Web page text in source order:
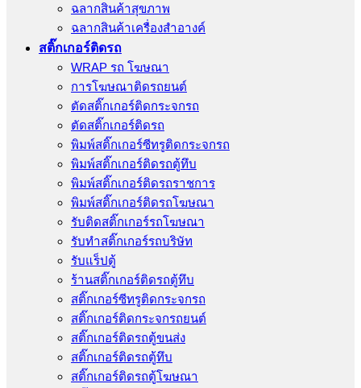
ฉลากสินค้าสุขภาพ
ฉลากสินค้าเครื่องสำอางค์
สติ๊กเกอร์ติดรถ
WRAP รถ โฆษณา
การโฆษณาติดรถยนต์
ตัดสติ๊กเกอร์ติดกระจกรถ
ตัดสติ๊กเกอร์ติดรถ
พิมพ์สติ๊กเกอร์ซีทรูติดกระจกรถ
พิมพ์สติ๊กเกอร์ติดรถตู้ทึบ
พิมพ์สติ๊กเกอร์ติดรถราชการ
พิมพ์สติ๊กเกอร์ติดรถโฆษณา
รับติดสติ๊กเกอร์รถโฆษณา
รับทำสติ๊กเกอร์รถบริษัท
รับแร็ปตู้
ร้านสติ๊กเกอร์ติดรถตู้ทึบ
สติ๊กเกอร์ซีทรูติดกระจกรถ
สติ๊กเกอร์ติดกระจกรถยนต์
สติ๊กเกอร์ติดรถตู้ขนส่ง
สติ๊กเกอร์ติดรถตู้ทึบ
สติ๊กเกอร์ติดรถตู้โฆษณา